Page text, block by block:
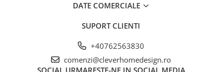
DATE COMERCIALE
SUPORT CLIENTI
+40762563830
comenzi@cleverhomedesign.ro
SOCIAL URMARESTE-NE IN SOCIAL MEDIA